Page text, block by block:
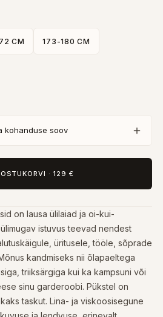
CM 173-180 CM
kohanduse soov
·129 €
on lausa ülilaiad ja oi-kui-
istuvus teevad nendest
üritusele, tööle, sõprade
kandmiseks nii õlapaeltega
triiksärgiga kui ka kampsuni või
sinu garderoobi. Pükstel on
taskut. Lina- ja viskoosisegune